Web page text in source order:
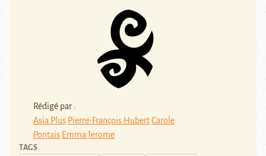
Rédigé par :
Asia Plus Pierre-François HubertCarole
Pontais Emma Jerome
TAGS